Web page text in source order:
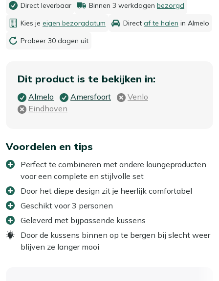
Direct leverbaar Binnen 3 werkdagen bezorgd
Kies je eigen bezorgdatum Direct af te halen in Almelo
Probeer 30 dagen uit
Dit product is te bekijken in:
Almelo Amersfoort
Venlo
Eindhoven
Voordelen en tips
Perfect te combineren met andere loungeproducten
voor een complete en stijlvolle set
Door het diepe design zit je heerlijk comfortabel
Geschikt voor 3 personen
Geleverd met bijpassende kussens
Door de kussens binnen op te bergen bij slecht weer
blijven ze langer mooi